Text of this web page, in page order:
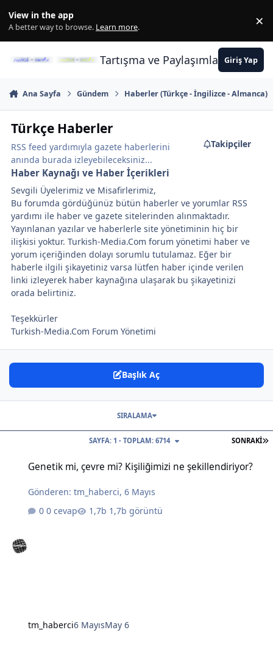
View in the app
A better way to browse. Learn more. ×
Tartışma ve PaylaşımlarınGiriş Yap
Ana Sayfa Gündem Haberler (Türkçe - İngilizce - Almanca)
Türkçe Haberler
RSS feed yardımıyla gazete haberlerini
anında burada izleyebileceksiniz...
Takipçiler
Haber Kaynağı ve Haber İçerikleri
Sevgili Üyelerimiz ve Misafirlerimiz,
Bu forumda gördüğünüz bütün haberler ve yorumlar RSS
yardımı ile haber ve gazete sitelerinden alınmaktadır.
Yayınlanan yazılar ve haberlerle site yönetiminin hiç bir
ilişkisi yoktur. Turkish-Media.Com forum yönetimi haber ve
yorum içeriğinden dolayı sorumlu tutulamaz. Eğer bir
haberle ilgili şikayetiniz varsa lütfen haber içinde verilen
linki izleyerek haber kaynağına ulaşarak bu şikayetinizi
orada belirtiniz.
Teşekkürler
Turkish-Media.Com Forum Yönetimi
Başlık Aç
SONRAKI
SAYFA: 1 - TOPLAM: 6714
SIRALAMA
Genetik mi, çevre mi? Kişiliğimizi ne şekillendiriyor?
Gönderen:tm_haberci,6 Mayıs
0 cevap
1,7b görüntü
tm_haberci6 MayısMay 6